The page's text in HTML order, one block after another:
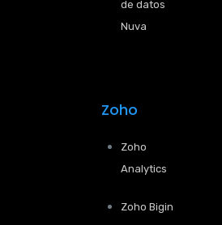
de datos
Nuva
Zoho
Zoho
Analytics
Zoho Bigin